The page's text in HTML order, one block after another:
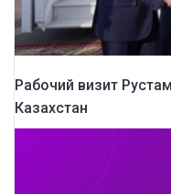
Рабочий визит
Казахстан